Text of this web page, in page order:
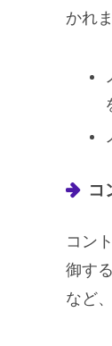
かれ
コ
コン
御す
など